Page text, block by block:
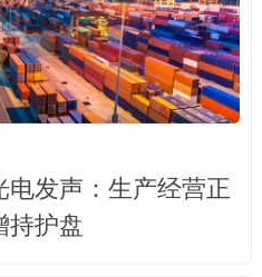
发声：生产经营正
持护盘